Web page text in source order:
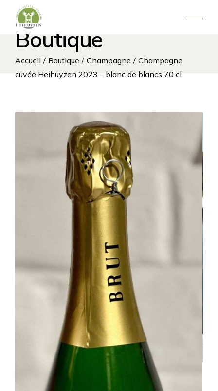
contenu
Boutique
Accueil Boutique Champagne
Champagne
cuvée Heihuyzen 2023 – blanc de blancs 70 cl